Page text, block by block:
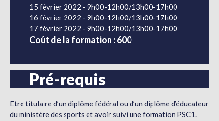
15 février 2022 - 9h00-12h00/13h00-17h00
16 février 2022 - 9h00-12h00/13h00-17h00
17 février 2022 - 9h00-12h00/13h00-17h00
Coût de la formation : 600
Pré-requis
Etre titulaire d’un diplôme fédéral ou d’un diplôme d’éducateur
du ministère des sports et avoir suivi une formation PSC1.